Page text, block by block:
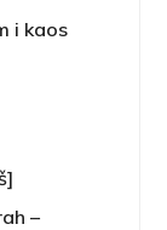
i kaos
–